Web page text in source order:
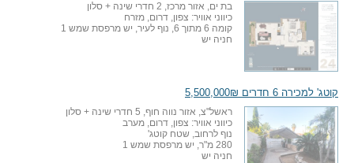
בת ים, אזור מרכז, 2 חדרי שינה + סלון
כיווני אוויר: צפון, דרום, מזרח
קומה 6 מתוך 6, נוף לעיר, יש מרפסת שמש 1
חניה יש
קוטג' למכירה 6 חדרים 5,500,000₪
ראשל"צ, אזור נווה חוף, 5 חדרי שינה + סלון
כיווני אוויר: צפון, דרום, מערב
נוף לרחוב, שטח קוטג'
280 מ"ר, יש מרפסת שמש 1
חניה יש